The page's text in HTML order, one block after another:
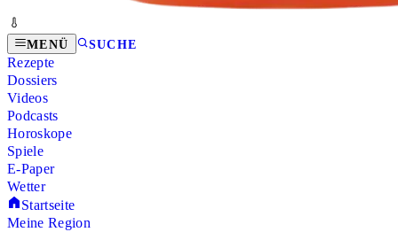
MENÜ SUCHE
Rezepte
Dossiers
Videos
Podcasts
Horoskope
Spiele
E-Paper
Wetter
Startseite
Meine Region